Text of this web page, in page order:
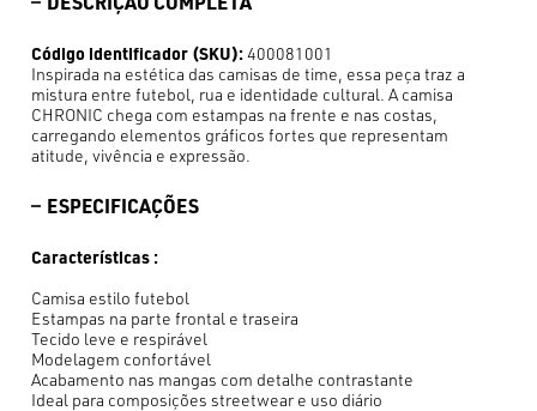
Código identificador (SKU):400081001
Inspirada na estética das camisas de time, essa peça traz a
mistura entre futebol, rua e identidade cultural. A camisa
CHRONIC chega com estampas na frente e nas costas,
carregando elementos gráficos fortes que representam
atitude, vivência e expressão.
ESPECIFICAÇÕES
Características :
Camisa estilo futebol
Estampas na parte frontal e traseira
Tecido leve e respirável
Modelagem confortável
Acabamento nas mangas com detalhe contrastante
Ideal para composições streetwear e uso diário